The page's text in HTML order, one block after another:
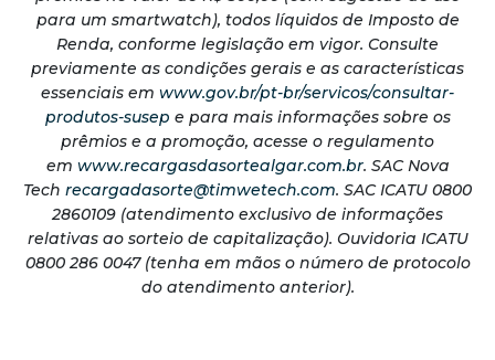
para um smartwatch), todos líquidos de Imposto de
Renda, conforme legislação em vigor. Consulte
previamente as condições gerais e as características
essenciais em www.gov.br/pt-br/servicos/consultar-
produtos-susep e para mais informações sobre os
prêmios e a promoção, acesse o regulamento
em www.recargasdasortealgar.com.br. SAC Nova
Tech recargadasorte@timwetech.com. SAC ICATU 0800
2860109 (atendimento exclusivo de informações
relativas ao sorteio de capitalização). Ouvidoria ICATU
0800 286 0047 (tenha em mãos o número de protocolo
do atendimento anterior).